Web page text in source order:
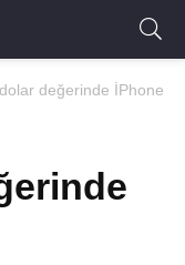
değerinde İPhone